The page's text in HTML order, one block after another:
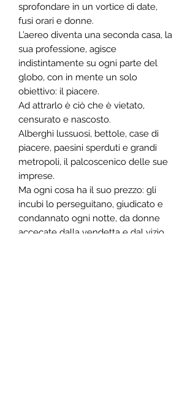
sprofondare in un vortice di date,
fusi orari e donne.
L’aereo diventa una seconda casa, la
sua professione, agisce
indistintamente su ogni parte del
globo, con in mente un solo
obiettivo: il piacere.
Ad attrarlo è ciò che è vietato,
censurato e nascosto.
Alberghi lussuosi, bettole, case di
piacere, paesini sperduti e grandi
metropoli, il palcoscenico delle sue
imprese.
Ma ogni cosa ha il suo prezzo: gli
incubi lo perseguitano, giudicato e
condannato ogni notte, da donne
accecate dalla vendetta e dal vizio.